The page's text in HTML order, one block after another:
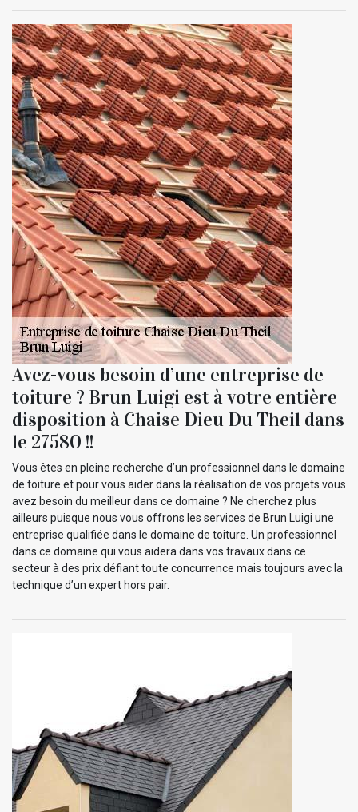
Avez-vous besoin d’une entreprise de
toiture ? Brun Luigi est à votre entière
disposition à Chaise Dieu Du Theil dans
le 27580 !!
Vous êtes en pleine recherche d’un professionnel dans le domaine
de toiture et pour vous aider dans la réalisation de vos projets vous
avez besoin du meilleur dans ce domaine ? Ne cherchez plus
ailleurs puisque nous vous offrons les services de Brun Luigi une
entreprise qualifiée dans le domaine de toiture. Un professionnel
dans ce domaine qui vous aidera dans vos travaux dans ce
secteur à des prix défiant toute concurrence mais toujours avec la
technique d’un expert hors pair.